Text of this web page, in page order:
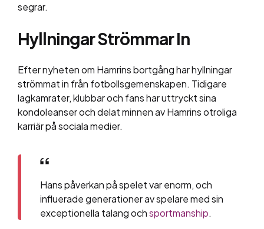
segrar.
Hyllningar Strömmar In
Efter nyheten om Hamrins bortgång har hyllningar
strömmat in från fotbollsgemenskapen. Tidigare
lagkamrater, klubbar och fans har uttryckt sina
kondoleanser och delat minnen av Hamrins otroliga
karriär på sociala medier.
Hans påverkan på spelet var enorm, och
influerade generationer av spelare med sin
exceptionella talang ochsportmanship.